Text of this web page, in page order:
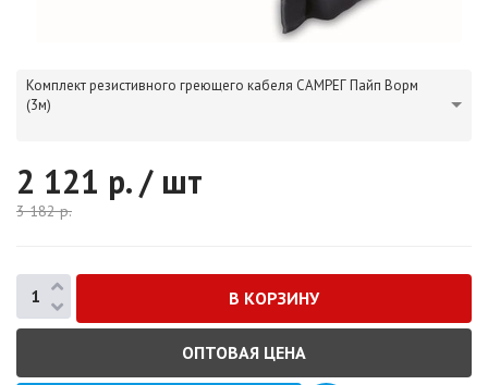
Комплект резистивного греющего кабеля САМРЕГ Пайп Ворм
(3м)
2 121 р. / шт
3 182р.
ОПТОВАЯ ЦЕНА